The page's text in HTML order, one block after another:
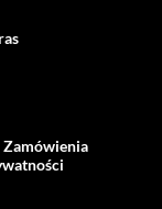
Zamówienia